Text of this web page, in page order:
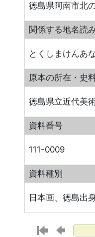
徳島県阿南市北
関係する地名読
とくしまけんあ
原本の所在・史
徳島県立近代美
資料番号
111-0009
資料種別
日本画、徳島出